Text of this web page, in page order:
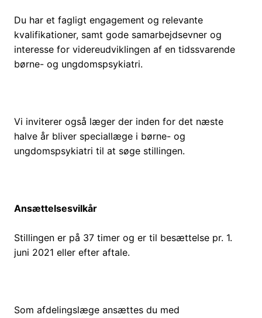
Du har et fagligt engagement og relevante
kvalifikationer, samt gode samarbejdsevner og
interesse for videreudviklingen af en tidssvarende
børne- og ungdomspsykiatri.
Vi inviterer også læger der inden for det næste
halve år bliver speciallæge i børne- og
ungdomspsykiatri til at søge stillingen.
Ansættelsesvilkår
Stillingen er på 37 timer og er til besættelse pr. 1.
juni 2021 eller efter aftale.
Som afdelingslæge ansættes du med